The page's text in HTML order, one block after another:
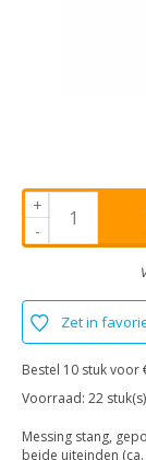
+
-
Zet in
Bestel 10 stuk voor
Voorraad: 22 stuk(s)
Messing stang,
beide uiteinden (ca.